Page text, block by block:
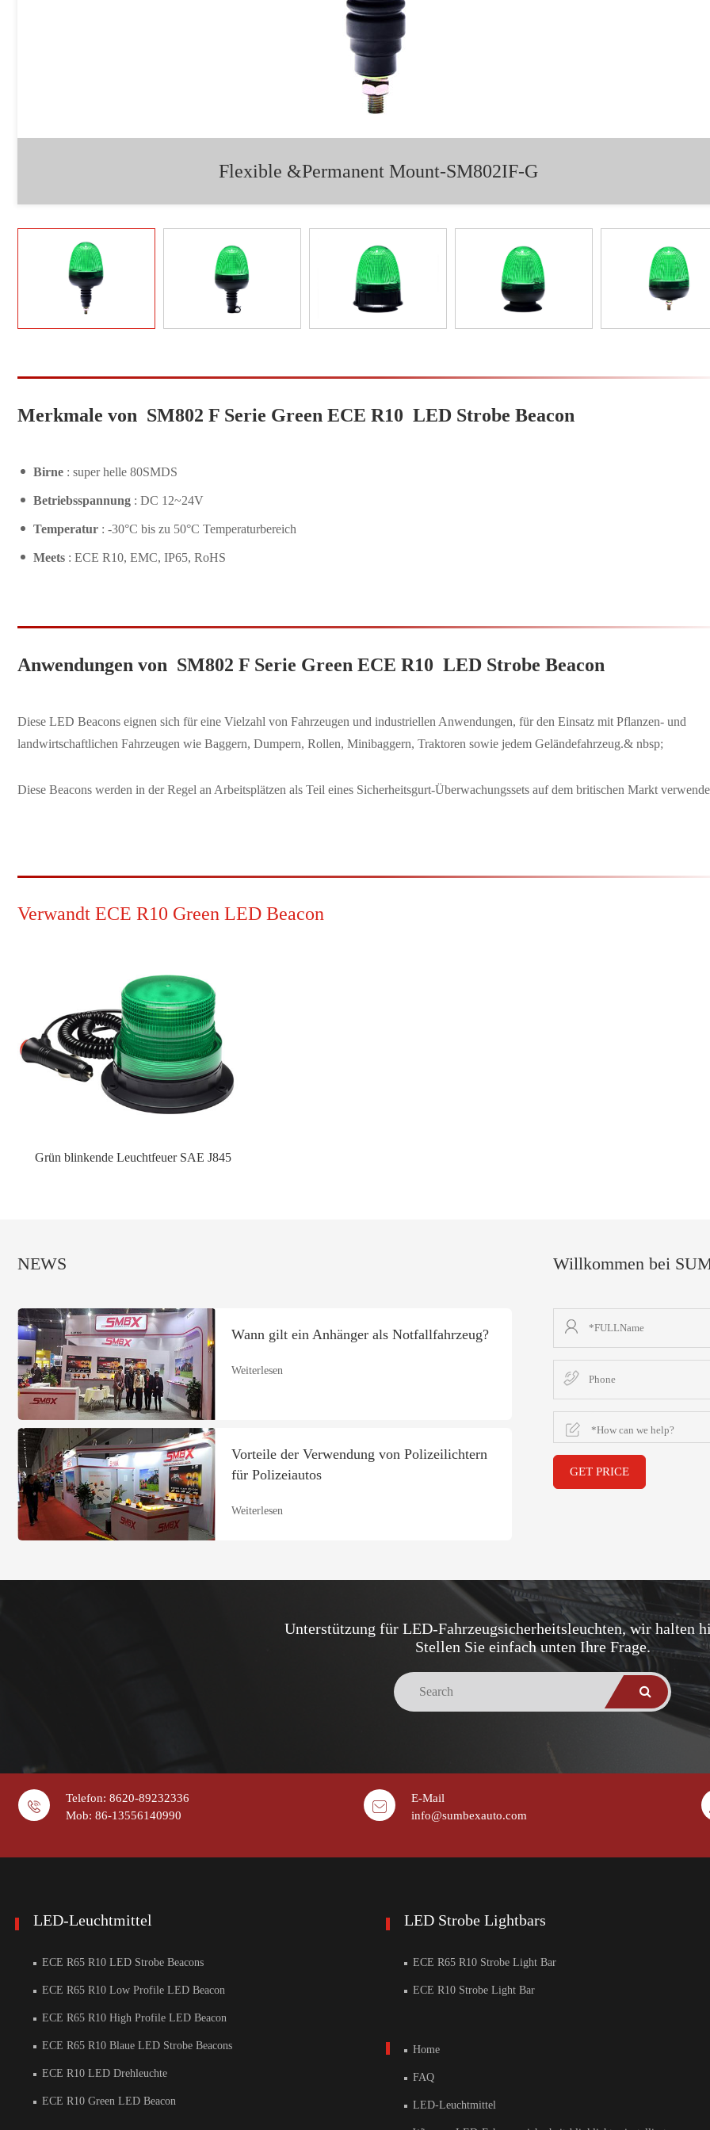
Flexible &Permanent Mount-SM802IF-G
Merkmale von SM802 F Serie Green ECE R10 LED Strobe Beacon
Birne : super helle 80SMDS
Betriebsspannung : DC 12~24V
Temperatur : -30°C bis zu 50°C Temperaturbereich
Meets : ECE R10, EMC, IP65, RoHS
Anwendungen von SM802 F Serie Green ECE R10 LED Strobe Beacon
Diese LED Beacons eignen sich für eine Vielzahl von Fahrzeugen und industriellen Anwendungen, für den Einsatz mit Pflanzen- und
landwirtschaftlichen Fahrzeugen wie Baggern, Dumpern, Rollen, Minibaggern, Traktoren sowie jedem Geländefahrzeug.& nbsp;
Diese Beacons werden in der Regel an Arbeitsplätzen als Teil eines Sicherheitsgurt-Überwachungssets auf dem britischen Markt
Verwandt ECE R10 Green LED Beacon
Grün blinkende Leuchtfeuer SAE J845
NEWS
Wann gilt ein Anhänger als Notfallfahrzeug?
Weiterlesen
Vorteile der Verwendung von Polizeilichtern
für Polizeiautos
Weiterlesen
Willkommen bei
GET PRICE
Unterstützung für LED-Fahrzeugsicherheitsleuchten, wir halten
Stellen Sie einfach unten Ihre Frage.
Telefon: 8620-89232336
Mob: 86-13556140990
E-Mail
info@sumbexauto.com
LED-Leuchtmittel
ECE R65 R10 LED Strobe Beacons
ECE R65 R10 Low Profile LED Beacon
ECE R65 R10 High Profile LED Beacon
ECE R65 R10 Blaue LED Strobe Beacons
ECE R10 LED Drehleuchte
ECE R10 Green LED Beacon
LED Strobe Lightbars
ECE R65 R10 Strobe Light Bar
ECE R10 Strobe Light Bar
Home
FAQ
LED-Leuchtmittel